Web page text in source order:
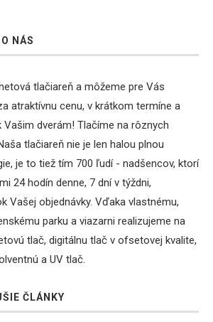
NÁS
tlačiareň a môžeme pre Vás
atraktívnu cenu, v krátkom termíne a
dverám! Tlačíme na rôznych
tlačiareň nie je len halou plnou
je to tiež tím 700 ľudí - nadšencov, ktorí
24 hodín denne, 7 dní v týždni,
Vašej objednávky. Vďaka vlastnému,
parku a viazarni realizujeme na
tlač, digitálnu tlač v ofsetovej kvalite,
a UV tlač.
ČLÁNKY